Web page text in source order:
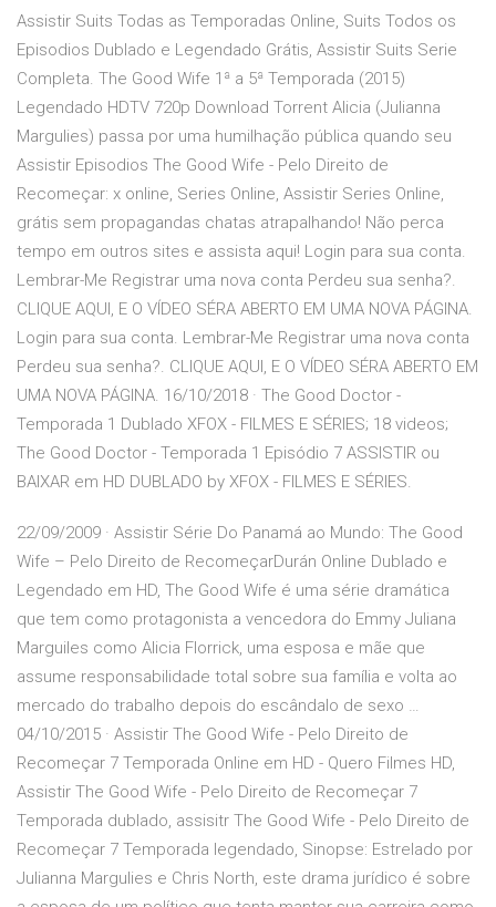
Assistir Suits Todas as Temporadas Online, Suits Todos os
Episodios Dublado e Legendado Grátis, Assistir Suits Serie
Completa. The Good Wife 1ª a 5ª Temporada (2015)
Legendado HDTV 720p Download Torrent Alicia (Julianna
Margulies) passa por uma humilhação pública quando seu
Assistir Episodios The Good Wife - Pelo Direito de
Recomeçar: x online, Series Online, Assistir Series Online,
grátis sem propagandas chatas atrapalhando! Não perca
tempo em outros sites e assista aqui! Login para sua conta.
Lembrar-Me Registrar uma nova conta Perdeu sua senha?.
CLIQUE AQUI, E O VÍDEO SÉRA ABERTO EM UMA NOVA PÁGINA.
Login para sua conta. Lembrar-Me Registrar uma nova conta
Perdeu sua senha?. CLIQUE AQUI, E O VÍDEO SÉRA ABERTO EM
UMA NOVA PÁGINA. 16/10/2018 · The Good Doctor -
Temporada 1 Dublado XFOX - FILMES E SÉRIES; 18 videos;
The Good Doctor - Temporada 1 Episódio 7 ASSISTIR ou
BAIXAR em HD DUBLADO by XFOX - FILMES E SÉRIES.
22/09/2009 · Assistir Série Do Panamá ao Mundo: The Good
Wife – Pelo Direito de RecomeçarDurán Online Dublado e
Legendado em HD, The Good Wife é uma série dramática
que tem como protagonista a vencedora do Emmy Juliana
Marguiles como Alicia Florrick, uma esposa e mãe que
assume responsabilidade total sobre sua família e volta ao
mercado do trabalho depois do escândalo de sexo …
04/10/2015 · Assistir The Good Wife - Pelo Direito de
Recomeçar 7 Temporada Online em HD - Quero Filmes HD,
Assistir The Good Wife - Pelo Direito de Recomeçar 7
Temporada dublado, assisitr The Good Wife - Pelo Direito de
Recomeçar 7 Temporada legendado, Sinopse: Estrelado por
Julianna Margulies e Chris North, este drama jurídico é sobre